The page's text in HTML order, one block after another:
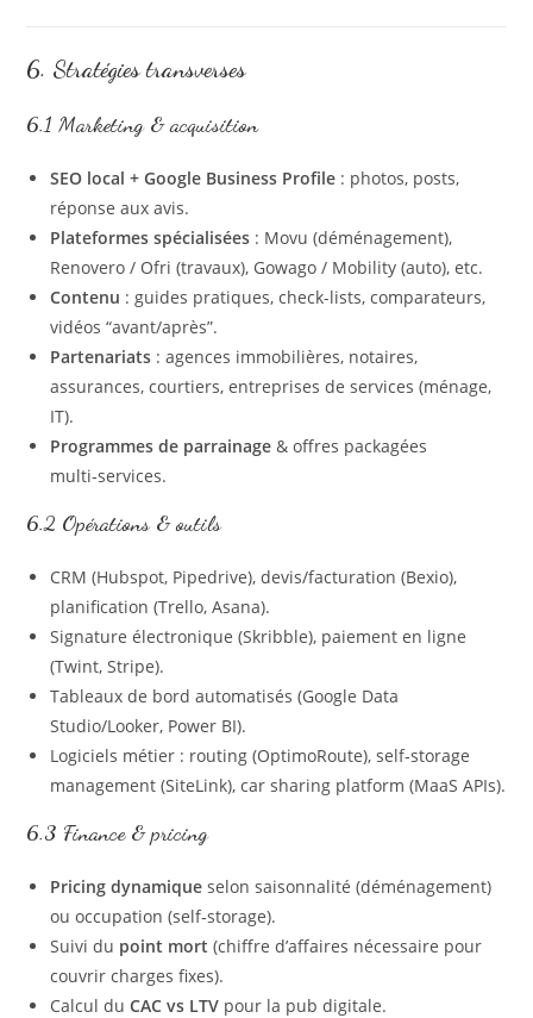
6. Stratégies transverses
6.1 Marketing & acquisition
SEO local + Google Business Profile : photos, posts,
réponse aux avis.
Plateformes spécialisées : Movu (déménagement),
Renovero / Ofri (travaux), Gowago / Mobility (auto), etc.
Contenu : guides pratiques, check-lists, comparateurs,
vidéos “avant/après”.
Partenariats : agences immobilières, notaires,
assurances, courtiers, entreprises de services (ménage,
IT).
Programmes de parrainage & offres packagées
multi‑services.
6.2 Opérations & outils
CRM (Hubspot, Pipedrive), devis/facturation (Bexio),
planification (Trello, Asana).
Signature électronique (Skribble), paiement en ligne
(Twint, Stripe).
Tableaux de bord automatisés (Google Data
Studio/Looker, Power BI).
Logiciels métier : routing (OptimoRoute), self‑storage
management (SiteLink), car sharing platform (MaaS APIs).
6.3 Finance & pricing
Pricing dynamique selon saisonnalité (déménagement)
ou occupation (self‑storage).
Suivi du point mort (chiffre d’affaires nécessaire pour
couvrir charges fixes).
Calcul duCAC vs LTV pour la pub digitale.